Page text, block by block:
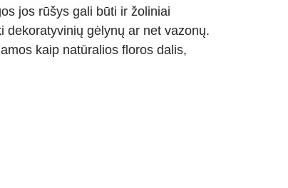
jos rūšys gali būti ir žoliniai
dekoratyvinių gėlynų ar net vazonų.
kaip natūralios floros dalis,